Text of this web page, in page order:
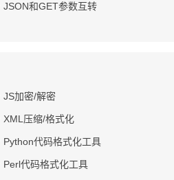
JSON和GET参数互转
JS加密/解密
XML压缩/格式化
Python代码格式化工具
Perl代码格式化工具